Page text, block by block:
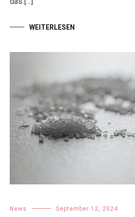
WEITERLESEN
News September 12, 2024